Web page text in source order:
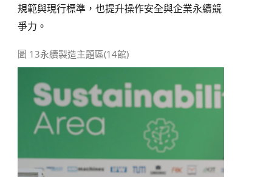
規範與現行標準，也提升操作安全與企業永續競
爭力。
圖 13永續製造主題區(14館)